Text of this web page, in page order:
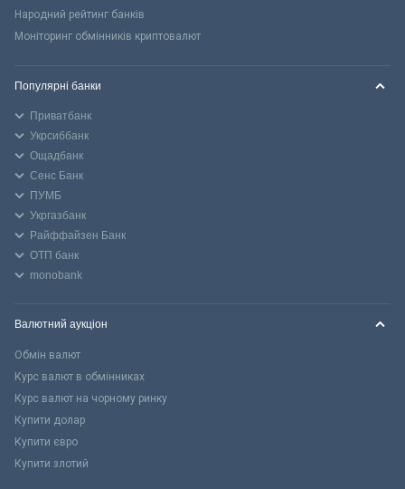
Народний рейтинг банків
Моніторинг обмінників криптовалют
Популярні банки
Приватбанк
Укрсиббанк
Ощадбанк
Сенс Банк
ПУМБ
Укргазбанк
Райффайзен Банк
ОТП банк
monobank
Валютний аукціон
Обмін валют
Курс валют в обмінниках
Курс валют на чорному ринку
Купити долар
Купити євро
Купити злотий